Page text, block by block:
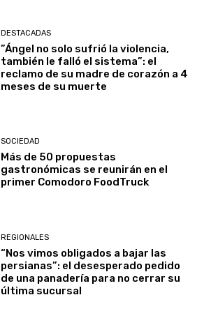
DESTACADAS
​”Ángel no solo sufrió la violencia,
también le falló el sistema”: el
reclamo de su madre de corazón a 4
meses de su muerte
SOCIEDAD
Más de 50 propuestas
gastronómicas se reunirán en el
primer Comodoro FoodTruck
REGIONALES
“Nos vimos obligados a bajar las
persianas”: el desesperado pedido
de una panadería para no cerrar su
última sucursal